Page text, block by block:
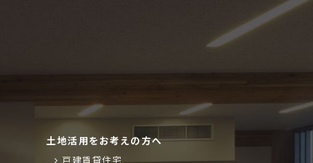
土地活用をお考えの方へ
戸建賃貸住宅